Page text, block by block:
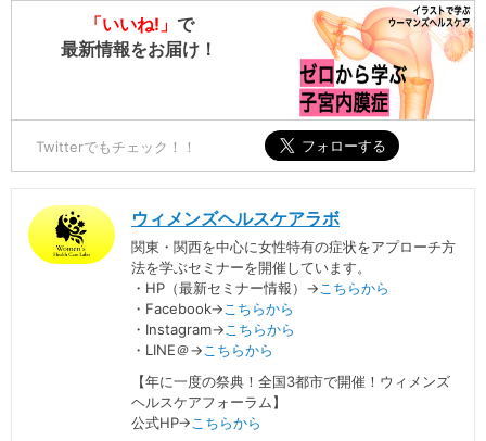
「いいね!」 で
最新情報をお届け！
Twitterでもチェック！！
ウィメンズヘルスケアラボ
関東・関西を中心に女性特有の症状をアプローチ方
法を学ぶセミナーを開催しています。
・HP（最新セミナー情報）→こちらから
・Facebook→こちらから
・Instagram→こちらから
・LINE＠→こちらから
【年に一度の祭典！全国3都市で開催！ウィメンズ
ヘルスケアフォーラム】
公式HP→こちらから